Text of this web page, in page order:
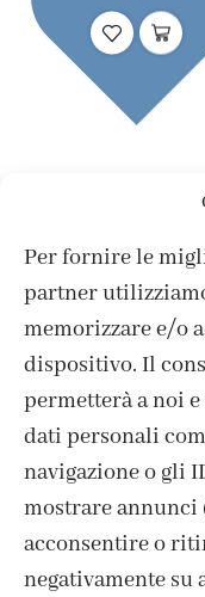
Per fornire le
partner
memorizzare e/o
dispositivo. Il
permetterà a noi
dati personali
navigazione o gli
mostrare annunci
acconsentire o
negativamente su
3,65€